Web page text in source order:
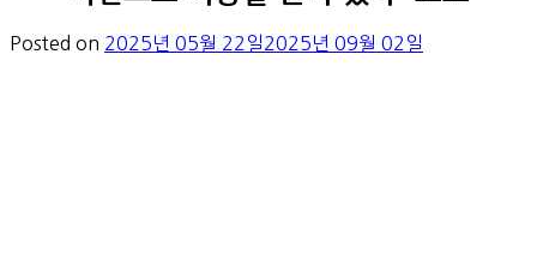
Posted on 2025년 05월 22일2025년 09월 02일